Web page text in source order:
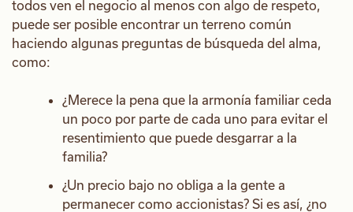
todos ven el negocio al menos con algo de respeto,
puede ser posible encontrar un terreno común
haciendo algunas preguntas de búsqueda del alma,
como:
¿Merece la pena que la armonía familiar ceda
un poco por parte de cada uno para evitar el
resentimiento que puede desgarrar a la
familia?
¿Un precio bajo no obliga a la gente a
permanecer como accionistas? Si es así, ¿no